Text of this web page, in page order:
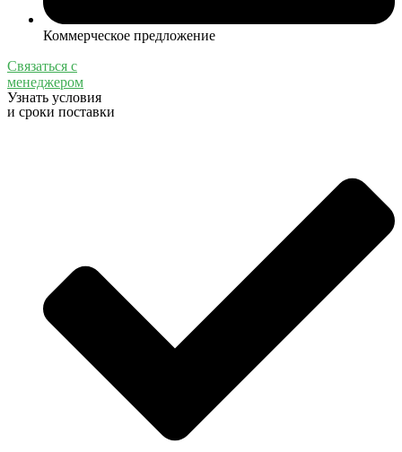
Коммерческое предложение
Связаться с
менеджером
Узнать условия
и сроки поставки